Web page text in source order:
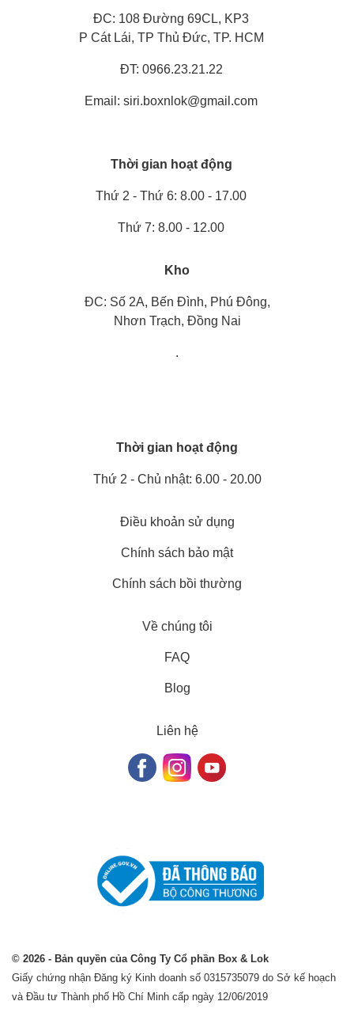
ĐC: 108 Đường 69CL, KP3
P Cát Lái, TP Thủ Đức, TP. HCM
ĐT: 0966.23.21.22
Email: siri.boxnlok@gmail.com
Thời gian hoạt động
Thứ 2 - Thứ 6: 8.00 - 17.00
Thứ 7: 8.00 - 12.00
Kho
ĐC: Số 2A, Bến Đình, Phú Đông,
Nhơn Trạch, Đồng Nai
.
Thời gian hoạt động
Thứ 2 - Chủ nhật: 6.00 - 20.00
Điều khoản sử dụng
Chính sách bảo mật
Chính sách bồi thường
Về chúng tôi
FAQ
Blog
Liên hệ
© 2026 - Bản quyền của Công Ty Cổ phần Box & Lok
Giấy chứng nhận Đăng ký Kinh doanh số 0315735079 do Sở kế hoạch
và Đầu tư Thành phố Hồ Chí Minh cấp ngày 12/06/2019